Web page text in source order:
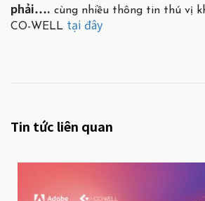
phải…. cùng nhiều thông tin thú vị
CO-WELL tại đây
Tin tức liên quan